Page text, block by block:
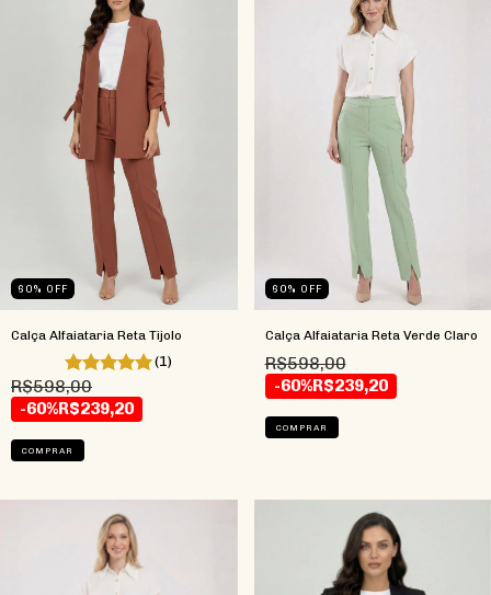
60% OFF
Calça Alfaiataria Reta Tijolo
(1)
R$598,00
-60%R$239,20
COMPRAR
60% OFF
Calça Alfaiataria Reta Verde Claro
R$598,00
-60%R$239,20
COMPRAR